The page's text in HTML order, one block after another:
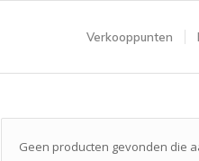
Verkooppunten
Geen producten gevonden die